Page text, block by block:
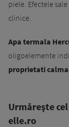
piele. Efectele
clinice.
Apa termala
oligoelemente
proprietati
Urmăreşte
elle.ro